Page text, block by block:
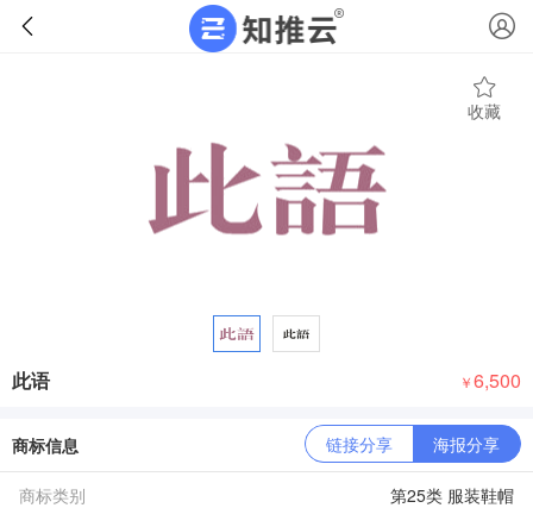
收藏
此语 ￥6,500
商标信息 链接分享 海报分享
商标类别
第25类 服装鞋帽